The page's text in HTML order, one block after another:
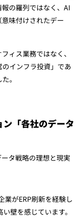
の羅列ではなく、AI
味付けされたデー
ィス業務ではなく、
インフラ投資」であ
。
「各社のデータ
タ戦略の理想と現実
業がERP刷新を経験し
壁を感じています。